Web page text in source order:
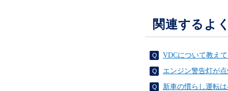
関連するよ
VDCについて教え
エンジン警告灯が
新車の慣らし運転